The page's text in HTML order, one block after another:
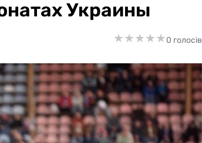
Украины
★★★★★
★★★★★0 голосів